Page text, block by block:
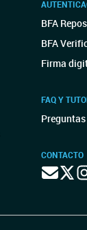
BFA
BFA
Firma
FAQ Y
CONTACTO